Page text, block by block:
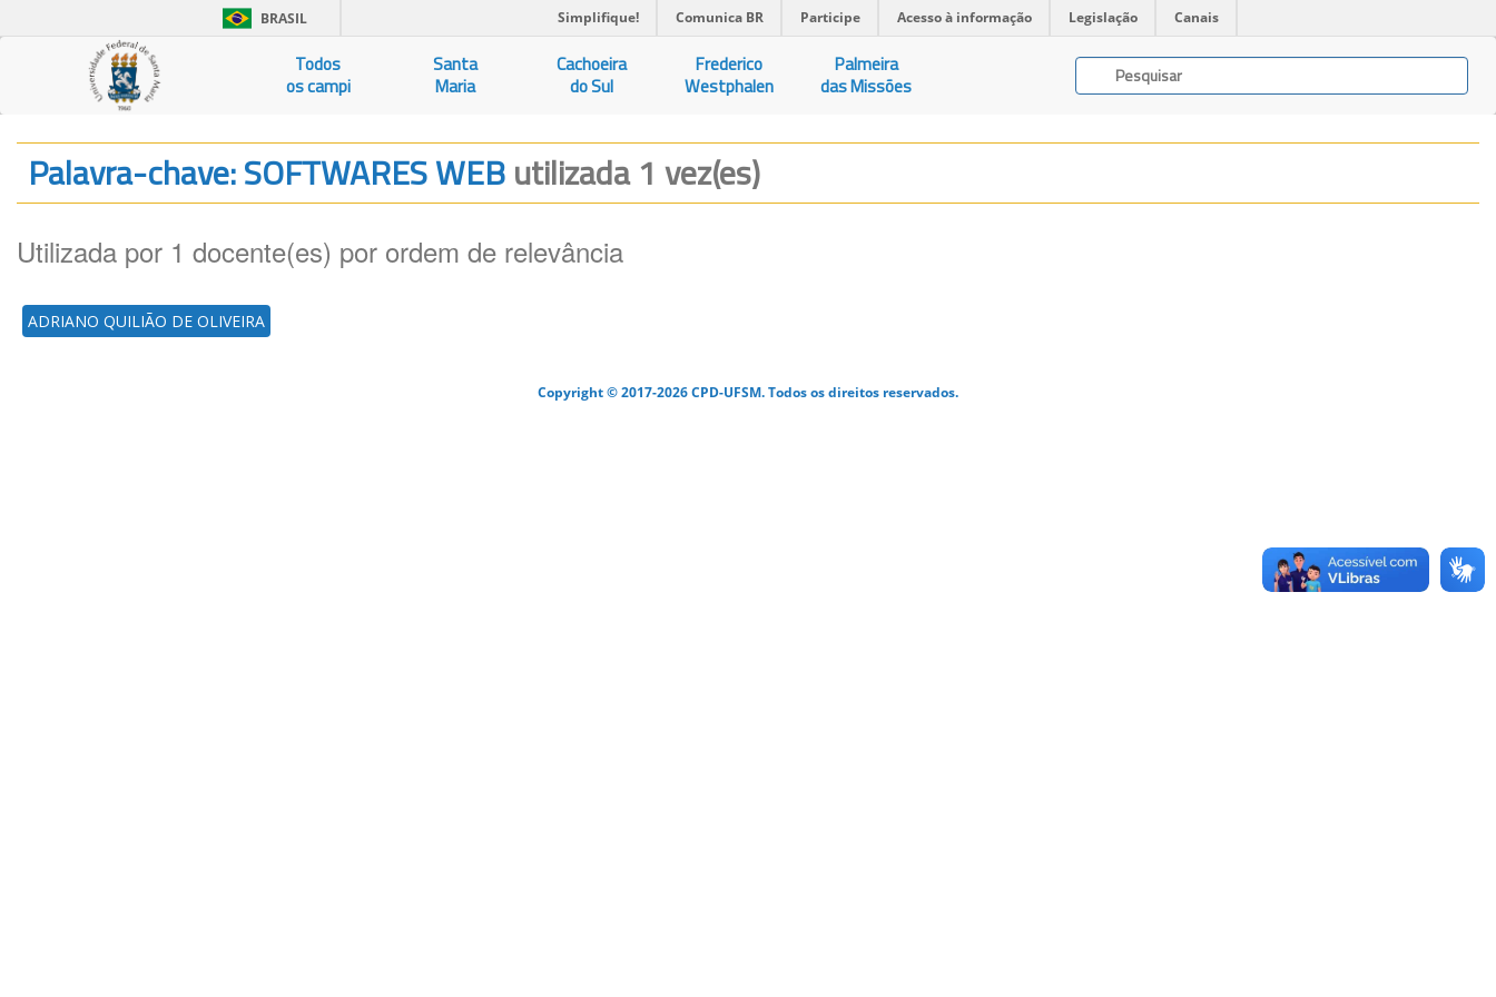
BRASIL Simplifique! Comunica BR Participe Acesso à informação Legislação Canais
Todos
os campi
Santa
Maria
Cachoeira
do Sul
Frederico
Westphalen
Palmeira
das Missões
Palavra-chave: SOFTWARES WEButilizada 1 vez(es)
Utilizada por 1 docente(es) por ordem de relevância
ADRIANO QUILIÃO DE OLIVEIRA
Copyright © 2017-2026 CPD-UFSM. Todos os direitos reservados.